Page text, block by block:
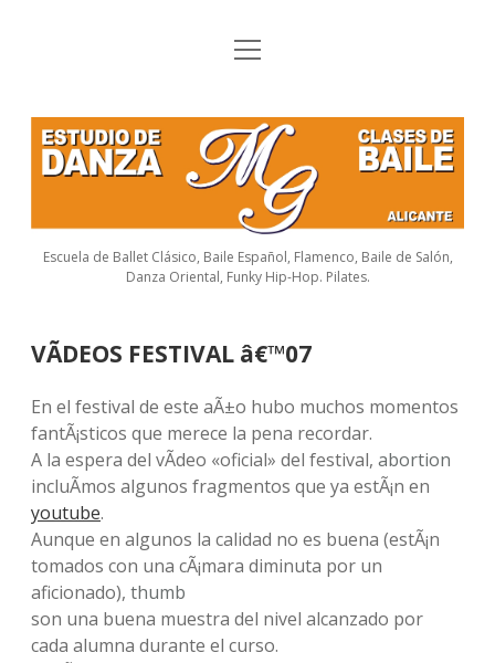
Inicio
HORARIOS
FESTIVAL
FLAMENCO
DIRECCIÃ“N
f
c
e
o
o
y
u
t
b
e
i
s
t
g
o
m
e
n
u
E
s
u
d
e
D
a
n
z
a
Escuela de Ballet Clásico, Baile Español, Flamenco, Baile de Salón,
Danza Oriental, Funky Hip-Hop. Pilates.
VÃDEOS FESTIVAL â€™07
En el festival de este aÃ±o hubo muchos momentos
fantÃ¡sticos que merece la pena recordar.
A la espera del vÃ­deo «oficial» del festival, abortion
incluÃ­mos algunos fragmentos que ya estÃ¡n en
youtube.
Aunque en algunos la calidad no es buena (estÃ¡n
tomados con una cÃ¡mara diminuta por un
aficionado), thumb
son una buena muestra del nivel alcanzado por
cada alumna durante el curso.